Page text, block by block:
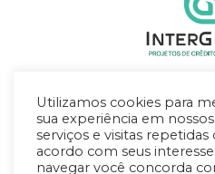
Rua Heitor
sala
Utilizamos cookies para
sua experiência em nossos
serviços e visitas repetidas
acordo com seus
navegar você concorda